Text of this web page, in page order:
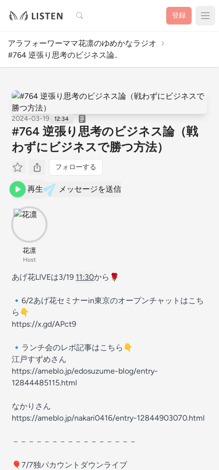
検索 登録
アラフォーワーママ花凛のゆめかなラジオ
#764 逆張り思考のビジネス論..
2024-03-19 12:34
#764 逆張り思考のビジネス論（戦
わずにビジネスで勝つ方法）
フォローする
再生 メッセージを送信
花凛
Host
あげ花LIVEは3/19 11:30から🌹
🔹6/2あげ花セミナーin東京のオープンチャットはこち
ら👇
https://x.gd/APct9
🔹ランチ会のレポ記事はこちら👇
江戸すずめさん
https://ameblo.jp/edosuzume-blog/entry-
12844485115.html
なかりさん
https://ameblo.jp/nakari0416/entry-12844903070.html
－－－－－－－－－－－－－－－－
🎈7/7独パカウントダウンライブ